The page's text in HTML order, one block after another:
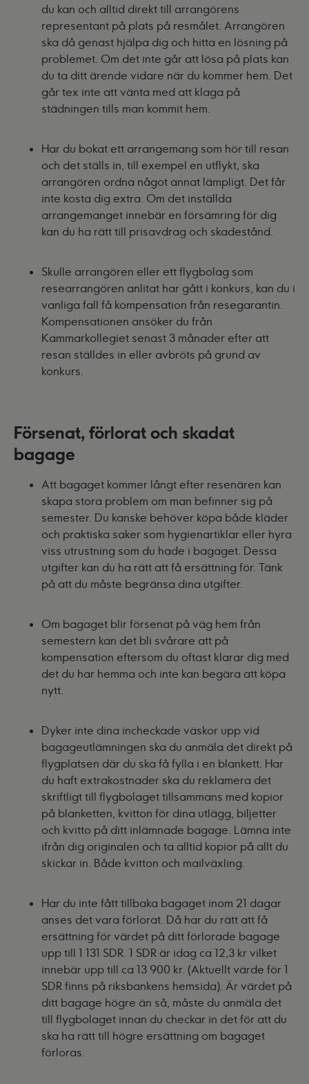
du kan och alltid direkt till arrangörens
representant på plats på resmålet. Arrangören
ska då genast hjälpa dig och hitta en lösning på
problemet. Om det inte går att lösa på plats kan
du ta ditt ärende vidare när du kommer hem. Det
går tex inte att vänta med att klaga på
städningen tills man kommit hem.
Har du bokat ett arrangemang som hör till resan
och det ställs in, till exempel en utflykt, ska
arrangören ordna något annat lämpligt. Det får
inte kosta dig extra. Om det inställda
arrangemanget innebär en försämring för dig
kan du ha rätt till prisavdrag och skadestånd.
Skulle arrangören eller ett flygbolag som
researrangören anlitat har gått i konkurs, kan du i
vanliga fall få kompensation från resegarantin.
Kompensationen ansöker du från
Kammarkollegiet senast 3 månader efter att
resan ställdes in eller avbröts på grund av
konkurs.
Försenat, förlorat och skadat
bagage
Att bagaget kommer långt efter resenären kan
skapa stora problem om man befinner sig på
semester. Du kanske behöver köpa både kläder
och praktiska saker som hygienartiklar eller hyra
viss utrustning som du hade i bagaget. Dessa
utgifter kan du ha rätt att få ersättning för. Tänk
på att du måste begränsa dina utgifter.
Om bagaget blir försenat på väg hem från
semestern kan det bli svårare att på
kompensation eftersom du oftast klarar dig med
det du har hemma och inte kan begära att köpa
nytt.
Dyker inte dina incheckade väskor upp vid
bagageutlämningen ska du anmäla det direkt på
flygplatsen där du ska få fylla i en blankett. Har
du haft extrakostnader ska du reklamera det
skriftligt till flygbolaget tillsammans med kopior
på blanketten, kvitton för dina utlägg, biljetter
och kvitto på ditt inlämnade bagage. Lämna inte
ifrån dig originalen och ta alltid kopior på allt du
skickar in. Både kvitton och mailväxling.
Har du inte fått tillbaka bagaget inom 21 dagar
anses det vara förlorat. Då har du rätt att få
ersättning för värdet på ditt förlorade bagage
upp till 1 131 SDR. 1 SDR är idag ca 12,3 kr vilket
innebär upp till ca 13 900 kr. (Aktuellt värde för 1
SDR finns på riksbankens hemsida). Är värdet på
ditt bagage högre än så, måste du anmäla det
till flygbolaget innan du checkar in det för att du
ska ha rätt till högre ersättning om bagaget
förloras.